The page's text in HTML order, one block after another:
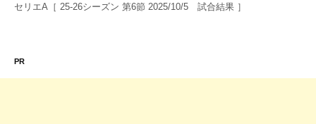
セリエA［ 25-26シーズン 第6節 2025/10/5 試合結果 ］
PR